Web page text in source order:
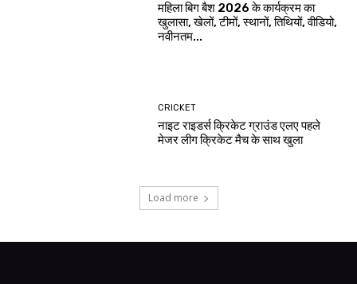
महिला बिग बैश 2026 के कार्यक्रम का
खुलासा, खेलों, टीमों, स्थानों, तिथियों, वीडियो,
नवीनतम...
CRICKET
नाइट राइडर्स क्रिकेट ग्राउंड एलए पहले
मेजर लीग क्रिकेट मैच के साथ खुला
Load more